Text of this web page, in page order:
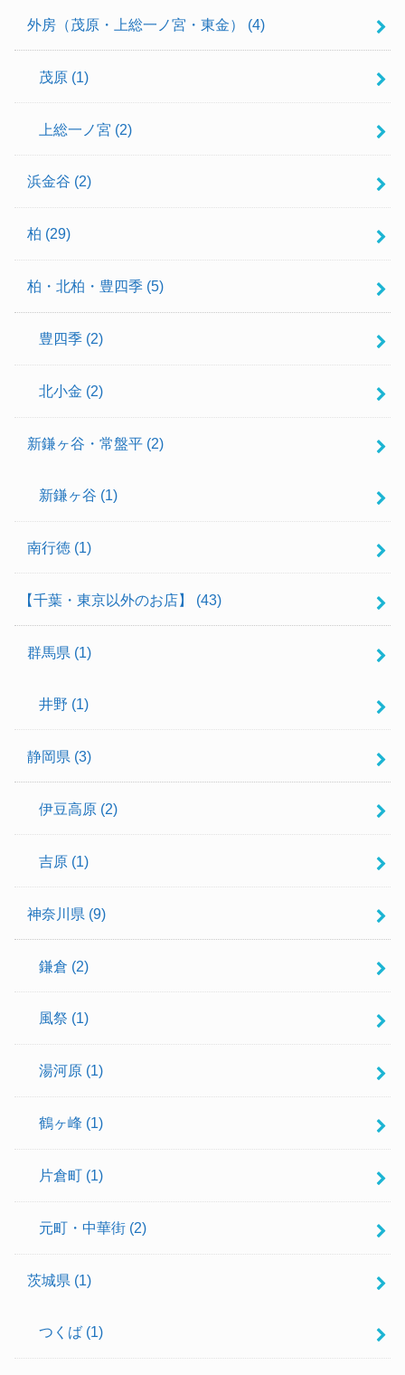
外房（茂原・上総一ノ宮・東金） (4)
茂原 (1)
上総一ノ宮 (2)
浜金谷 (2)
柏 (29)
柏・北柏・豊四季 (5)
豊四季 (2)
北小金 (2)
新鎌ヶ谷・常盤平 (2)
新鎌ヶ谷 (1)
南行徳 (1)
【千葉・東京以外のお店】 (43)
群馬県 (1)
井野 (1)
静岡県 (3)
伊豆高原 (2)
吉原 (1)
神奈川県 (9)
鎌倉 (2)
風祭 (1)
湯河原 (1)
鶴ヶ峰 (1)
片倉町 (1)
元町・中華街 (2)
茨城県 (1)
つくば (1)